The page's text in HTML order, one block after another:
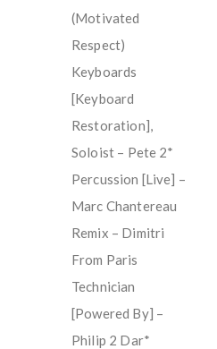
(Motivated
Respect)
Keyboards
[Keyboard
Restoration],
Soloist – Pete 2*
Percussion [Live] –
Marc Chantereau
Remix – Dimitri
From Paris
Technician
[Powered By] –
Philip 2 Dar*